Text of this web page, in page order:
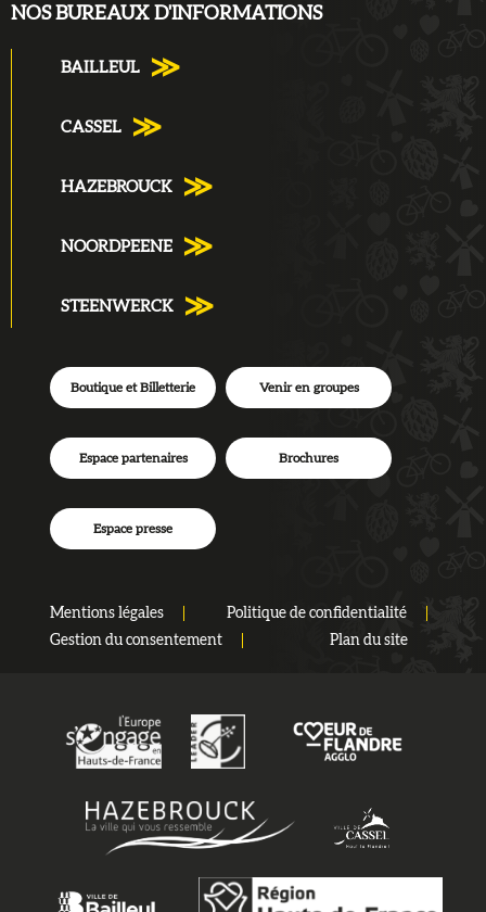
NOS BUREAUX D'INFORMATIONS
BAILLEUL
CASSEL
HAZEBROUCK
NOORDPEENE
STEENWERCK
Mentions légales
Politique de confidentialité
Gestion du consentement
Plan du site
Boutique et Billetterie Venir en groupes
Espace partenaires Brochures
Espace presse